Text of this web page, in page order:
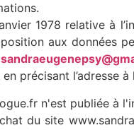
1978 relative à
aux données
précisant l’adresse
n'est publiée à
du site